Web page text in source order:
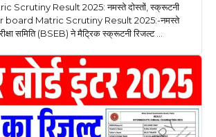
Scrutiny Result 2025: नमस्ते दोस्तों, स्क्रूटनी
board Matric Scrutiny Result 2025:-नमस्ते
परीक्षा समिति (BSEB) ने मैट्रिक स्क्रूटनी रिजल्ट ...